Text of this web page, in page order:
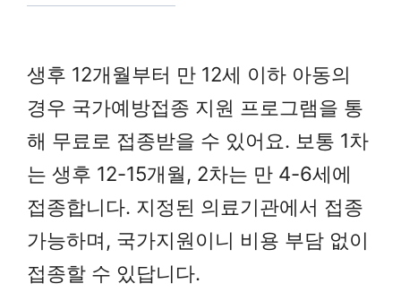
생후 12개월부터 만 12세 이하 아동의
경우 국가예방접종 지원 프로그램을 통
해 무료로 접종받을 수 있어요. 보통 1차
는 생후 12-15개월, 2차는 만 4-6세에
접종합니다. 지정된 의료기관에서 접종
가능하며, 국가지원이니 비용 부담 없이
접종할 수 있답니다.